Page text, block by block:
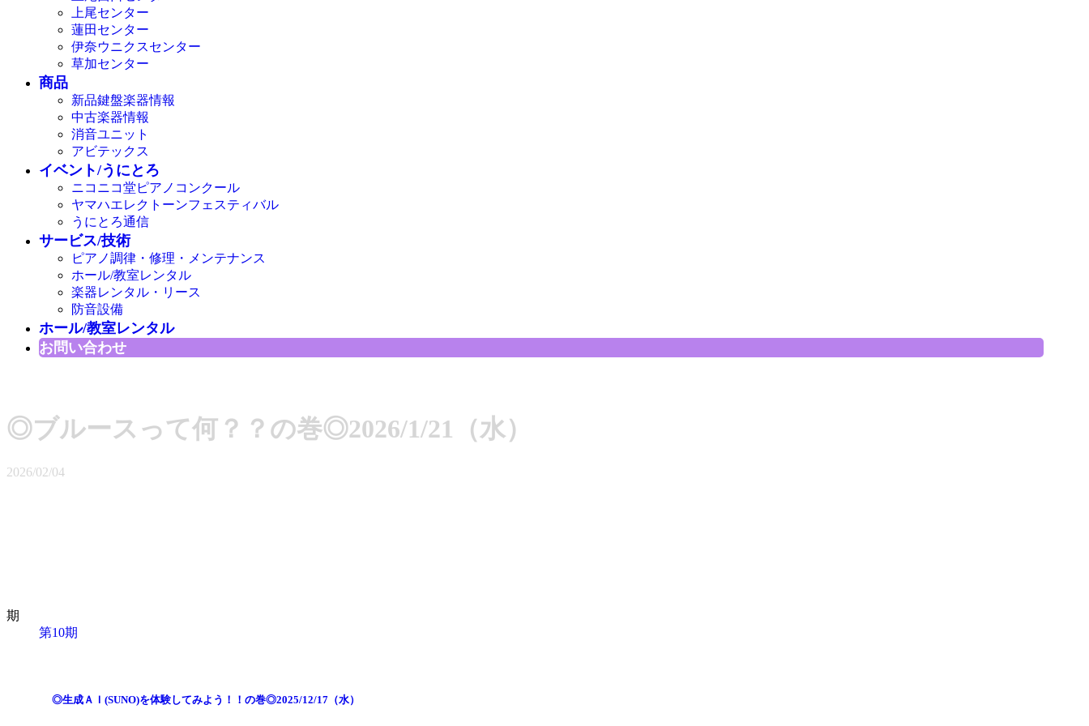
上尾センター
蓮田センター
伊奈ウニクスセンター
草加センター
商品
新品鍵盤楽器情報
中古楽器情報
消音ユニット
アビテックス
イベント/うにとろ
ニコニコ堂ピアノコンクール
ヤマハエレクトーンフェスティバル
うにとろ通信
サービス/技術
ピアノ調律・修理・メンテナンス
ホール/教室レンタル
楽器レンタル・リース
防音設備
ホール/教室レンタル
お問い合わせ
◎ブルースって何？？の巻◎2026/1/21（水）
2026/02/04
期
第10期
◎生成ＡＩ(SUNO)を体験してみよう！！の巻◎2025/12/17（水）